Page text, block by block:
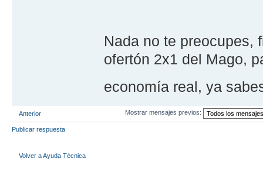
Nada no te preocupes,
ofertón 2x1 del Mago,
economía real, ya
Anterior Mostrar mensajes previos:
Publicar respuesta
Volver a Ayuda Técnica